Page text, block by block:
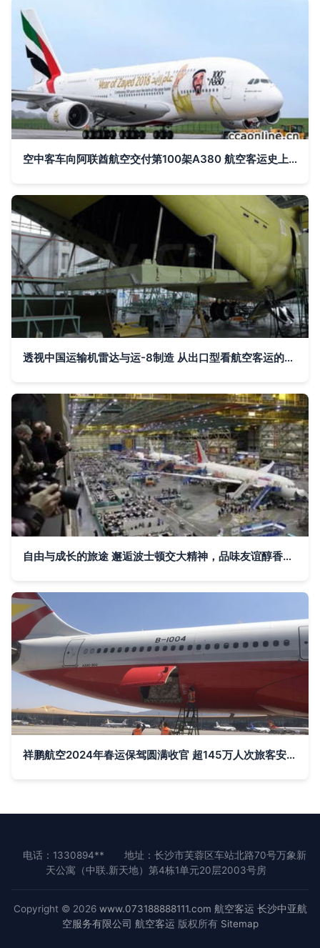
空中客车向阿联酋航空交付第100架A380 航空客运史上又一里程碑
透视中国运输机雷达与运-8制造 从出口型看航空客运的发展
自由与成长的旅途 邂逅波士顿交大精神，品味友谊醇香奇妙探险
祥鹏航空2024年春运保驾圆满收官 超145万人次旅客安全出行背后的匠心坚守
电话：1330894**
地址：长沙市芙蓉区车站北路70号万象新
天公寓（中联.新天地）第4栋1单元20层2003号房
Copyright © 2026 www.073188888111.com 航空客运 长沙中亚航
空服务有限公司 航空客运 版权所有 Sitemap